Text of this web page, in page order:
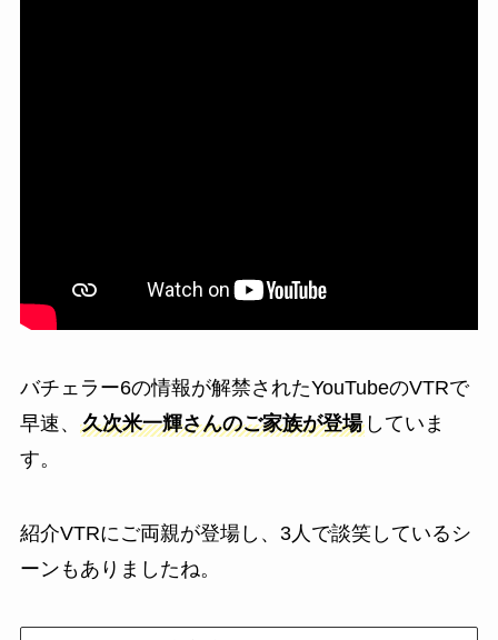
バチェラー6の情報が解禁されたYouTubeのVTRで
早速、 久次米一輝さんのご家族が登場していま
す。
紹介VTRにご両親が登場し、3人で談笑しているシ
ーンもありましたね。